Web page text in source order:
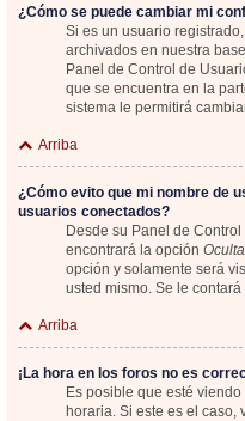
¿Cómo se puede cambiar mi
Si es un usuario
archivados en nuestra
Panel de Control de
que se encuentra en la
sistema le permitirá
Arriba
¿Cómo evito que mi nombre de
usuarios conectados?
Desde su Panel de
encontrará la opción
opción y solamente será
usted mismo. Se le
Arriba
¡La hora en los foros no es
Es posible que esté
horaria. Si este es el